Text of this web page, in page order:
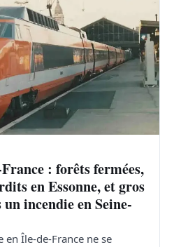
: forêts fermées,
en Essonne, et gros
incendie en Seine-
en Île-de-France ne se